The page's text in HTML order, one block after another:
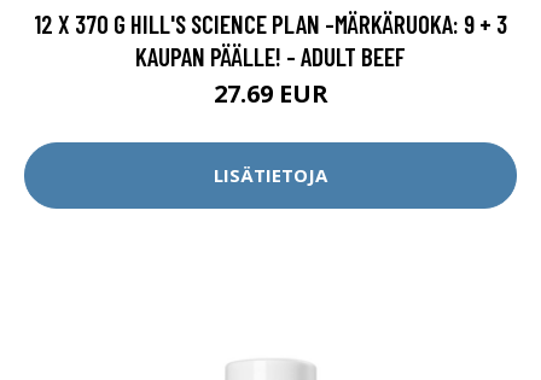
12 X 370 G HILL'S SCIENCE PLAN -MÄRKÄRUOKA: 9 + 3
KAUPAN PÄÄLLE! - ADULT BEEF
27.69 EUR
LISÄTIETOJA